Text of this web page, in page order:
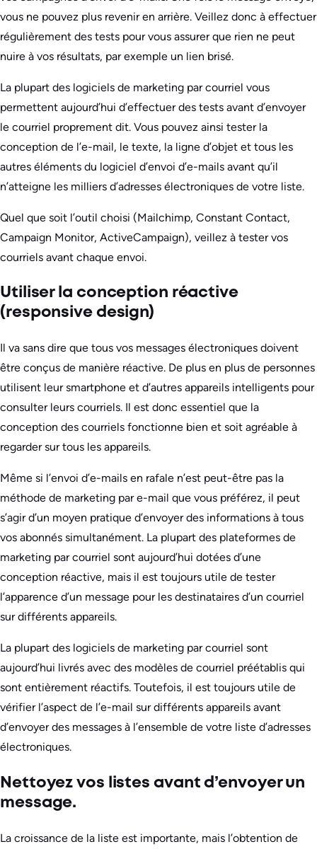
vous ne pouvez plus revenir en arrière. Veillez donc à effectuer
régulièrement des tests pour vous assurer que rien ne peut
nuire à vos résultats, par exemple un lien brisé.
La plupart des logiciels de marketing par courriel vous
permettent aujourd’hui d’effectuer des tests avant d’envoyer
le courriel proprement dit. Vous pouvez ainsi tester la
conception de l’e-mail, le texte, la ligne d’objet et tous les
autres éléments du logiciel d’envoi d’e-mails avant qu’il
n’atteigne les milliers d’adresses électroniques de votre liste.
Quel que soit l’outil choisi (Mailchimp, Constant Contact,
Campaign Monitor, ActiveCampaign), veillez à tester vos
courriels avant chaque envoi.
Utiliser la conception réactive
(responsive design)
Il va sans dire que tous vos messages électroniques doivent
être conçus de manière réactive. De plus en plus de personnes
utilisent leur smartphone et d’autres appareils intelligents pour
consulter leurs courriels. Il est donc essentiel que la
conception des courriels fonctionne bien et soit agréable à
regarder sur tous les appareils.
Même si l’envoi d’e-mails en rafale n’est peut-être pas la
méthode de marketing par e-mail que vous préférez, il peut
s’agir d’un moyen pratique d’envoyer des informations à tous
vos abonnés simultanément. La plupart des plateformes de
marketing par courriel sont aujourd’hui dotées d’une
conception réactive, mais il est toujours utile de tester
l’apparence d’un message pour les destinataires d’un courriel
sur différents appareils.
La plupart des logiciels de marketing par courriel sont
aujourd’hui livrés avec des modèles de courriel préétablis qui
sont entièrement réactifs. Toutefois, il est toujours utile de
vérifier l’aspect de l’e-mail sur différents appareils avant
d’envoyer des messages à l’ensemble de votre liste d’adresses
électroniques.
Nettoyez vos listes avant d’envoyer un
message.
La croissance de la liste est importante, mais l’obtention de